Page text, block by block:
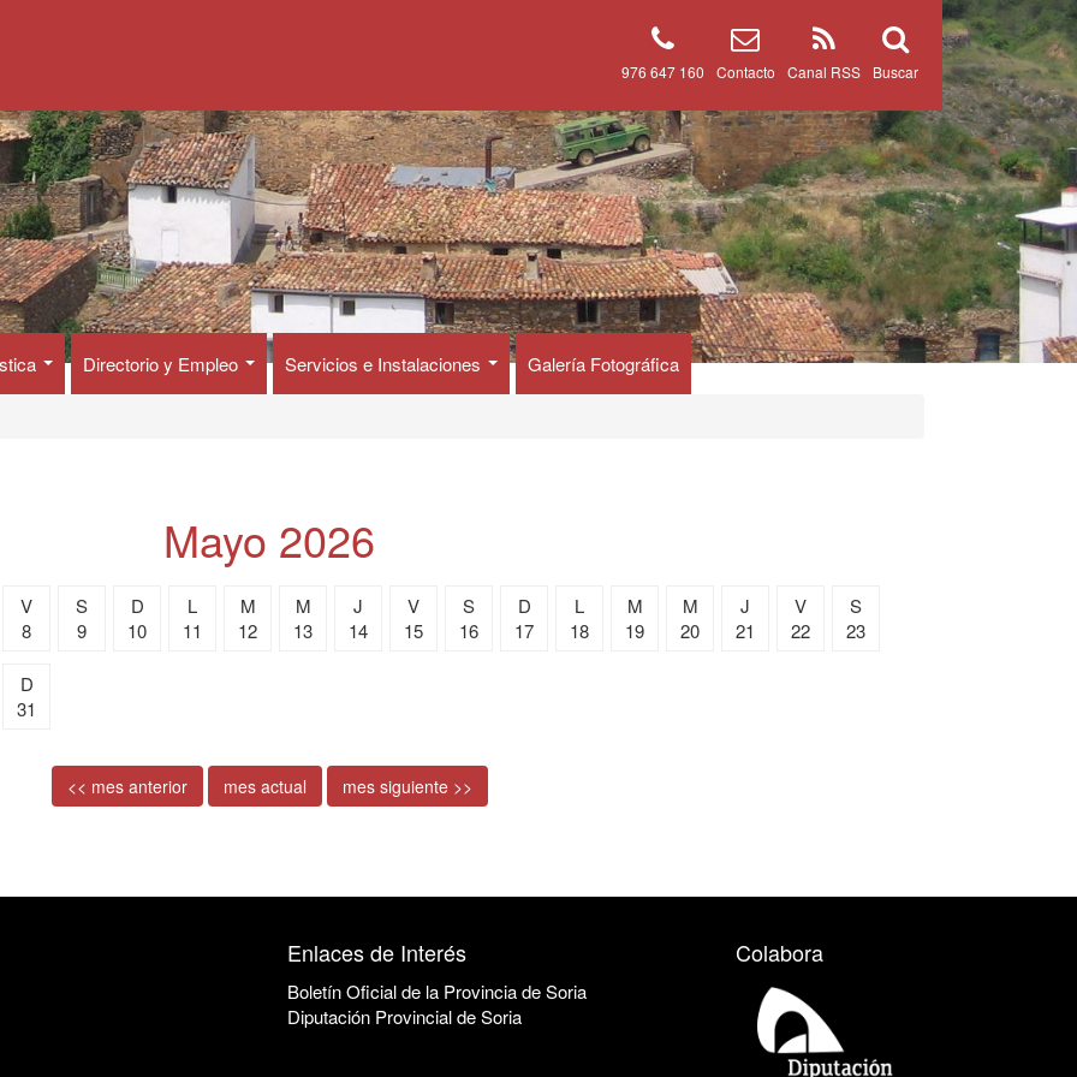
Buscar
Canal RSS
Contacto
976 647 160
Directorio y Empleo Servicios e Instalaciones Galería Fotográfica
Mayo 2026
V
8
S
9
D
10
L
11
M
12
M
13
J
14
V
15
S
16
D
17
L
18
M
19
M
20
J
21
V
22
S
23
D
31
<< mes anterior mes actual mes siguiente >>
Enlaces de Interés
Boletín Oficial de la Provincia de Soria
Diputación Provincial de Soria
Colabora